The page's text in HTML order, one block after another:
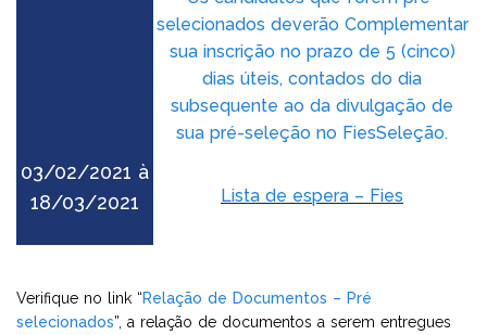
selecionados deverão Complementar
sua inscrição no prazo de 5 (cinco)
dias úteis, contados do dia
subsequente ao da divulgação de
sua pré-seleção no FiesSeleção.
03/02/2021 à
18/03/2021
Lista de espera – Fies
Verifique no link “Relação de Documentos – Pré
selecionados”, a relação de documentos a serem entregues